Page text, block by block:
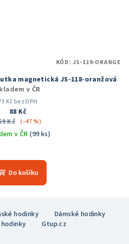
magnetická JS-118-oranžová
v ČR
Kč bez DPH
88 Kč
Kč (–47 %)
v ČR(99 ks)
Do košíku
KÓD: JS-119-ORANGE
hodinky
Dámské hodinky
Gtup.cz